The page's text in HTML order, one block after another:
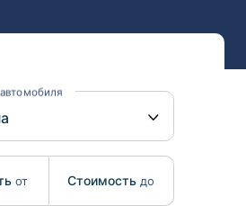
Nissan
Mitsubishi
Isuzu
Hino
автомобиля
от Стоимость до